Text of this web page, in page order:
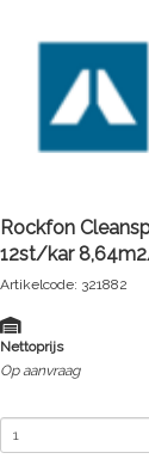
Rockfon
12st/kar
Artikelcode: 321882
Nettoprijs
Op aanvraag